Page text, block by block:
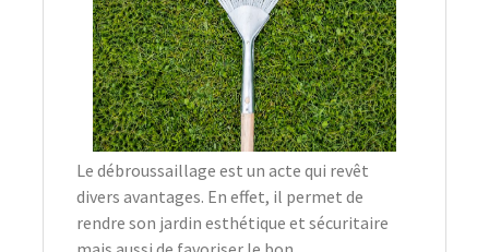
Le débroussaillage est un acte qui revêt
divers avantages. En effet, il permet de
rendre son jardin esthétique et sécuritaire